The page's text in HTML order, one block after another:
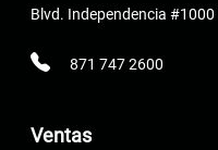
Blvd. Independencia
871 747 2600
Ventas